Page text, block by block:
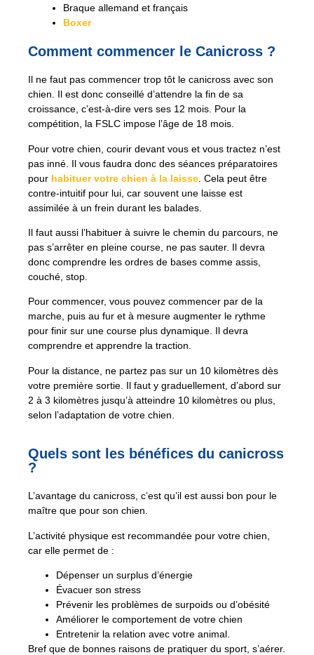
Braque allemand et français
Boxer
Comment commencer le Canicross ?
Il ne faut pas commencer trop tôt le canicross avec son
chien. Il est donc conseillé d’attendre la fin de sa
croissance, c’est-à-dire vers ses 12 mois. Pour la
compétition, la FSLC impose l’âge de 18 mois.
Pour votre chien, courir devant vous et vous tractez n’est
pas inné. Il vous faudra donc des séances préparatoires
pour habituer votre chien à la laisse . Cela peut être
contre-intuitif pour lui, car souvent une laisse est
assimilée à un frein durant les balades.
Il faut aussi l’habituer à suivre le chemin du parcours, ne
pas s’arrêter en pleine course, ne pas sauter. Il devra
donc comprendre les ordres de bases comme assis,
couché, stop.
Pour commencer, vous pouvez commencer par de la
marche, puis au fur et à mesure augmenter le rythme
pour finir sur une course plus dynamique. Il devra
comprendre et apprendre la traction.
Pour la distance, ne partez pas sur un 10 kilomètres dès
votre première sortie. Il faut y graduellement, d’abord sur
2 à 3 kilomètres jusqu’à atteindre 10 kilomètres ou plus,
selon l’adaptation de votre chien.
Quels sont les bénéfices du canicross
?
L’avantage du canicross, c’est qu’il est aussi bon pour le
maître que pour son chien.
L’activité physique est recommandée pour votre chien,
car elle permet de :
Dépenser un surplus d’énergie
Évacuer son stress
Prévenir les problèmes de surpoids ou d’obésité
Améliorer le comportement de votre chien
Entretenir la relation avec votre animal.
Bref que de bonnes raisons de pratiquer du sport, s’aérer.